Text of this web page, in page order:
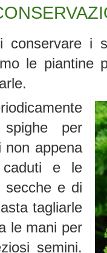
conservare i
le piantine
per
non appena
e le
secche e di
tagliarle
le mani per
semini.